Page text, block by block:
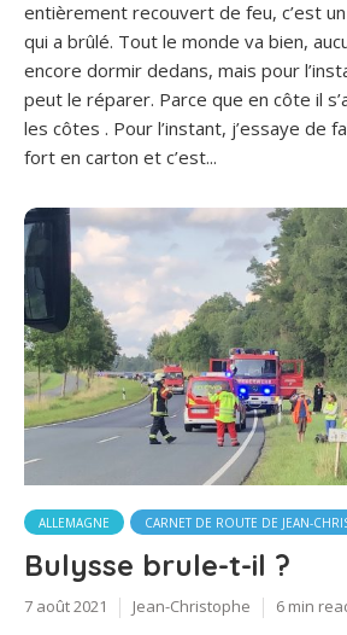
entièrement recouvert de feu, c’est
qui a brûlé. Tout le monde va bien,
encore dormir dedans, mais pour
peut le réparer. Parce que en côte il
les côtes . Pour l’instant, j’essaye de
fort en carton et c’est...
ALLEMAGNE CARNET DE ROUTE DE JEAN-
Bulysse brule-t-il ?
7 août 2021 Jean-Christophe 6 min